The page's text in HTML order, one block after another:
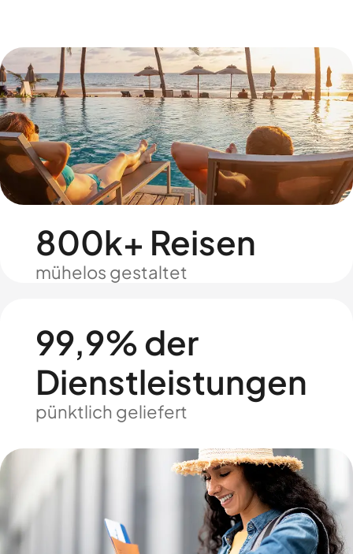
800k+ Reisen
mühelos gestaltet
99,9% der
Dienstleistungen
pünktlich geliefert